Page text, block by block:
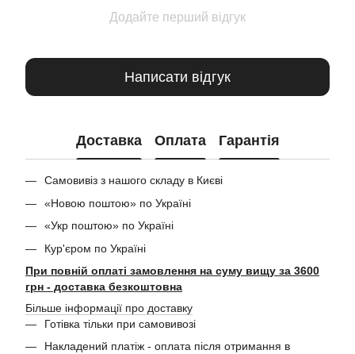
Додайте перший відгук
Написати відгук
Доставка Оплата Гарантія
Самовивіз з нашого складу в Києві
«Новою поштою» по Україні
«Укр поштою» по Україні
Кур'єром по Україні
При повній оплаті замовлення на суму вищу за 3600
грн - доставка безкоштовна
Більше інформації про доставку
Готівка тільки при самовивозі
Накладений платіж - оплата після отримання в